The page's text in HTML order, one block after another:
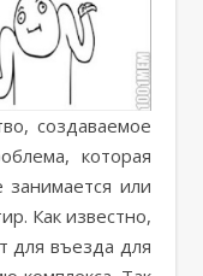
создаваемое
которая
или
Как известно,
для въезда для